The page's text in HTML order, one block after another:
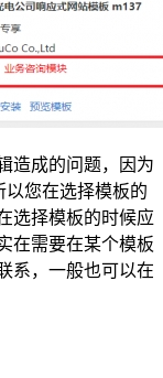
造成的问题，因为
您在选择模板的
选择模板的时候应
在需要在某个模板
系，一般也可以在